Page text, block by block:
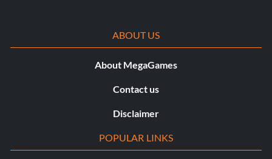
ABOUT US
About MegaGames
Contact us
Disclaimer
POPULAR LINKS